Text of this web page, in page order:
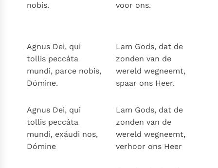
nobis.
voor ons.
Agnus Dei, qui
tollis peccáta
mundi, parce nobis,
Dómine.
Lam Gods, dat de
zonden van de
wereld wegneemt,
spaar ons Heer.
Agnus Dei, qui
tollis peccáta
mundi, exáudi nos,
Dómine
Lam Gods, dat de
zonden van de
wereld wegneemt,
verhoor ons Heer